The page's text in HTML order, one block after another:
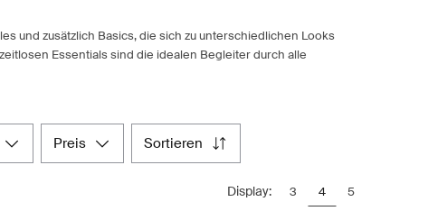
und zusätzlich Basics, die sich zu unterschiedlichen Looks
Essentials sind die idealen Begleiter durch alle
preis sortieren
Display: 3 4 5